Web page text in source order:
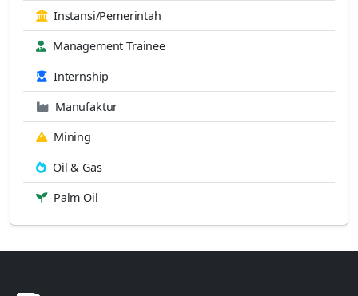
Instansi/Pemerintah
Management Trainee
Internship
Manufaktur
Mining
Oil & Gas
Palm Oil